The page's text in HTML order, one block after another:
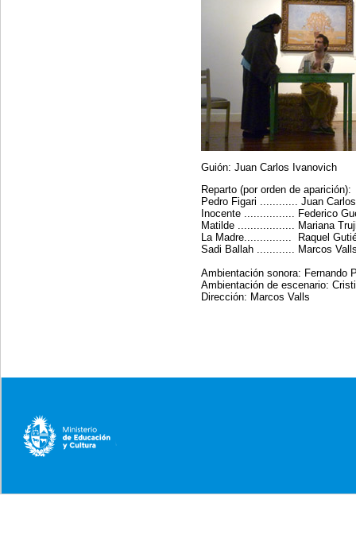
Guión: Juan Carlos Ivanovich
Reparto (por orden de aparición):
Pedro Figari ............ Juan
Inocente ................ Federico
Matilde .................. Mariana
La Madre............... Raquel
Sadi Ballah ............ Marcos
Ambientación sonora: Fernando
Ambientación de escenario:
Dirección: Marcos Valls